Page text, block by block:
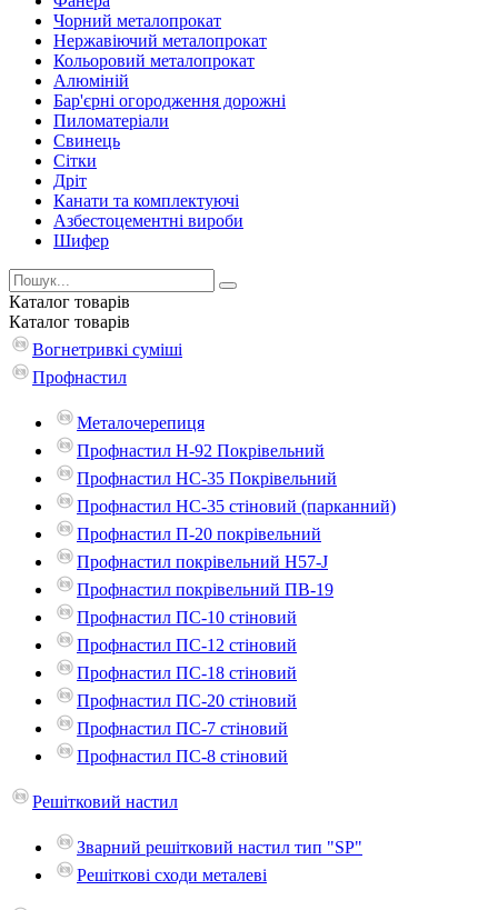
Чорний металопрокат
Нержавіючий металопрокат
Кольоровий металопрокат
Алюміній
Бар'єрні огородження дорожні
Пиломатеріали
Cвинець
Сітки
Дріт
Канати та комплектуючі
Азбестоцементні вироби
Шифер
Каталог товарів
Каталог товарів
Вогнетривкі суміші
Профнастил
Металочерепиця
Профнастил Н-92 Покрівельний
Профнастил НС-35 Покрівельний
Профнастил НС-35 стіновий (парканний)
Профнастил П-20 покрівельний
Профнастил покрівельний H57-J
Профнастил покрівельний ПВ-19
Профнастил ПС-10 стіновий
Профнастил ПС-12 стіновий
Профнастил ПС-18 стіновий
Профнастил ПС-20 стіновий
Профнастил ПС-7 стіновий
Профнастил ПС-8 стіновий
Решітковий настил
Зварний решітковий настил тип "SP"
Решіткові сходи металеві